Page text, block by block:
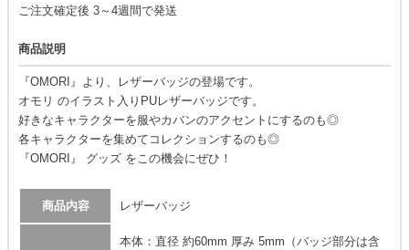
ご注文確定後 3～4週間で発送
商品説明
『OMORI』より、レザーバッジの登場です。
オモリ のイラスト入りPUレザーバッジです。
好きなキャラクターを服やカバンのアクセントにするのも◎
各キャラクターを集めてコレクションするのも◎
『OMORI』 グッズ をこの機会にぜひ！
商品内容 レザーバッジ
本体：直径 約60mm 厚み 5mm（バッジ部分は含